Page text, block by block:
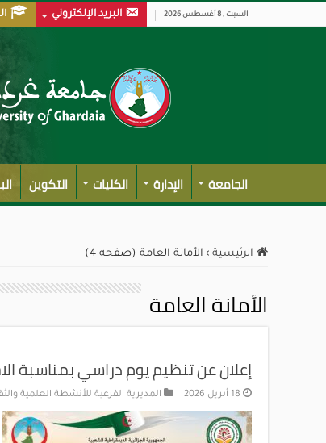
السبت , 8 أغسطس 2026 البريد الإلكتروني
الجامعة الإدارة الكليات التكوين
الرئيسية › الأمانة العامة (صفحه 4)
الأمانة العامة
إعلان عن تنظيم يوم دراسي بمناسبة
18 أبريل 2026 المديرية الفرعية للأنشطة العلمية